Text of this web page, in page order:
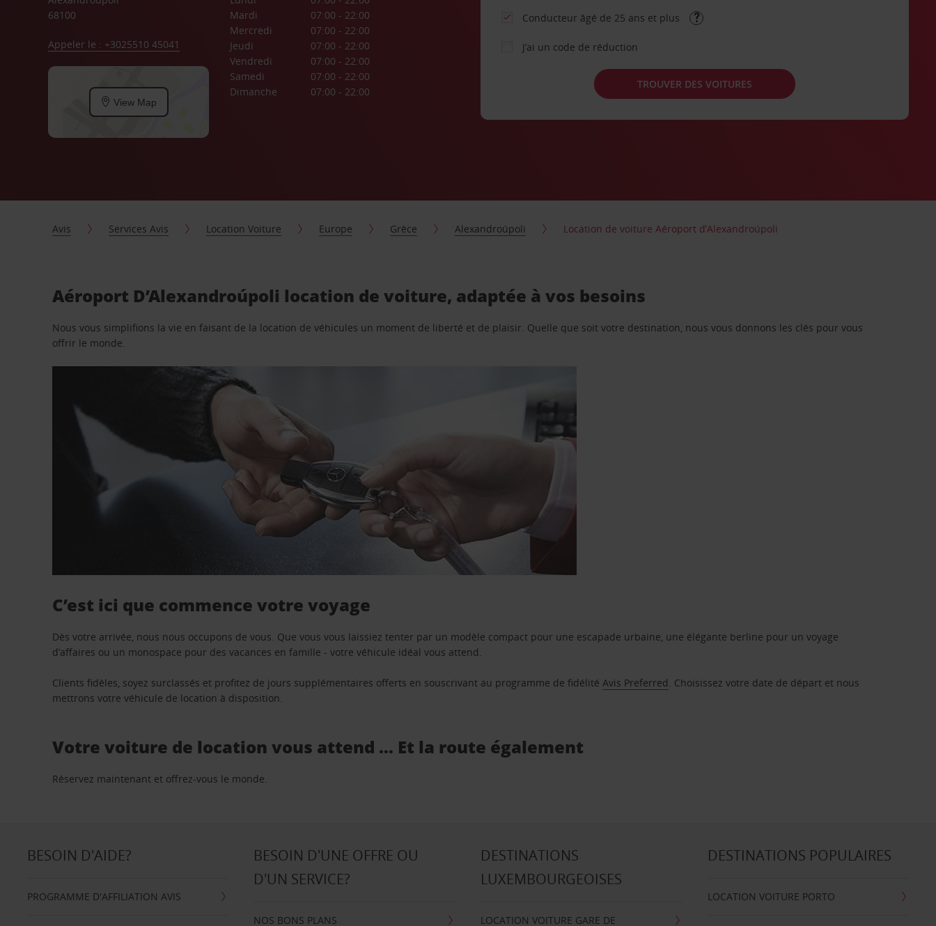
68100
Appeler le : +3025510 45041
View Map
Mardi
07:00 - 22:00
Mercredi
07:00 - 22:00
Jeudi
07:00 - 22:00
Vendredi
07:00 - 22:00
Samedi
07:00 - 22:00
Dimanche
07:00 - 22:00
Conducteur âgé de 25 ans et plus
J’ai un code de réduction
TROUVER DES VOITURES
Avis Services Avis Location Voiture Europe Grèce Alexandroúpoli Location de voiture Aéroport d’Alexandroúpoli
Aéroport D’Alexandroúpoli location de voiture, adaptée à vos besoins
Nous vous simplifions la vie en faisant de la location de véhicules un moment de liberté et de plaisir. Quelle que soit votre destination, nous vous donnons les clés pour vous
offrir le monde.
C’est ici que commence votre voyage
Dès votre arrivée, nous nous occupons de vous. Que vous vous laissiez tenter par un modèle compact pour une escapade urbaine, une élégante berline pour un voyage
d’affaires ou un monospace pour des vacances en famille - votre véhicule idéal vous attend.
Clients fidèles, soyez surclassés et profitez de jours supplémentaires offerts en souscrivant au programme de fidélitéAvis Preferred. Choisissez votre date de départ et nous
mettrons votre véhicule de location à disposition.
Votre voiture de location vous attend … Et la route également
Réservez maintenant et offrez-vous le monde.
BESOIN D'AIDE?
PROGRAMME D'AFFILIATION AVIS
BESOIN D'UNE OFFRE OU
D'UN SERVICE?
NOS BONS PLANS
DESTINATIONS
LUXEMBOURGEOISES
LOCATION VOITURE GARE DE
DESTINATIONS POPULAIRES
LOCATION VOITURE PORTO